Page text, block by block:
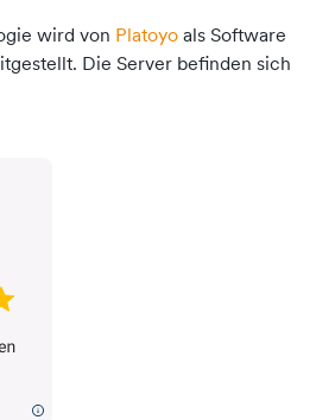
wird von Platoyo als Software
Die Server befinden sich